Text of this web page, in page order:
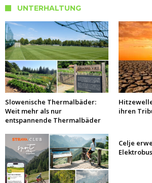
UNTERHALTUNG
Slowenische Thermalbäder:
Weit mehr als nur
entspannende Thermalbäder
ihren
Celje